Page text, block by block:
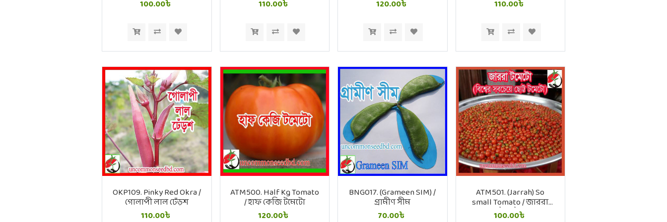
100.00৳ 110.00৳ 120.00৳ 110.00৳
OKP109. Pinky Red Okra /
গোলাপী লাল ঢেঁড়শ
110.00৳
ATM500. Half Kg Tomato
/ হাফ কেজি টমেটো
120.00৳
BNG017. (Grameen SIM) /
গ্রামীণ সীম
70.00৳
ATM501. (Jarrah) So
small Tomato / জাররা
টমেটো
100.00৳